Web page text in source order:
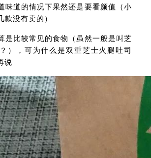
味道的情况下果然还是要看颜值（小
款没有卖的）
是比较常见的食物（虽然一般是叫芝
），可为什么是双重芝士火腿吐司
说